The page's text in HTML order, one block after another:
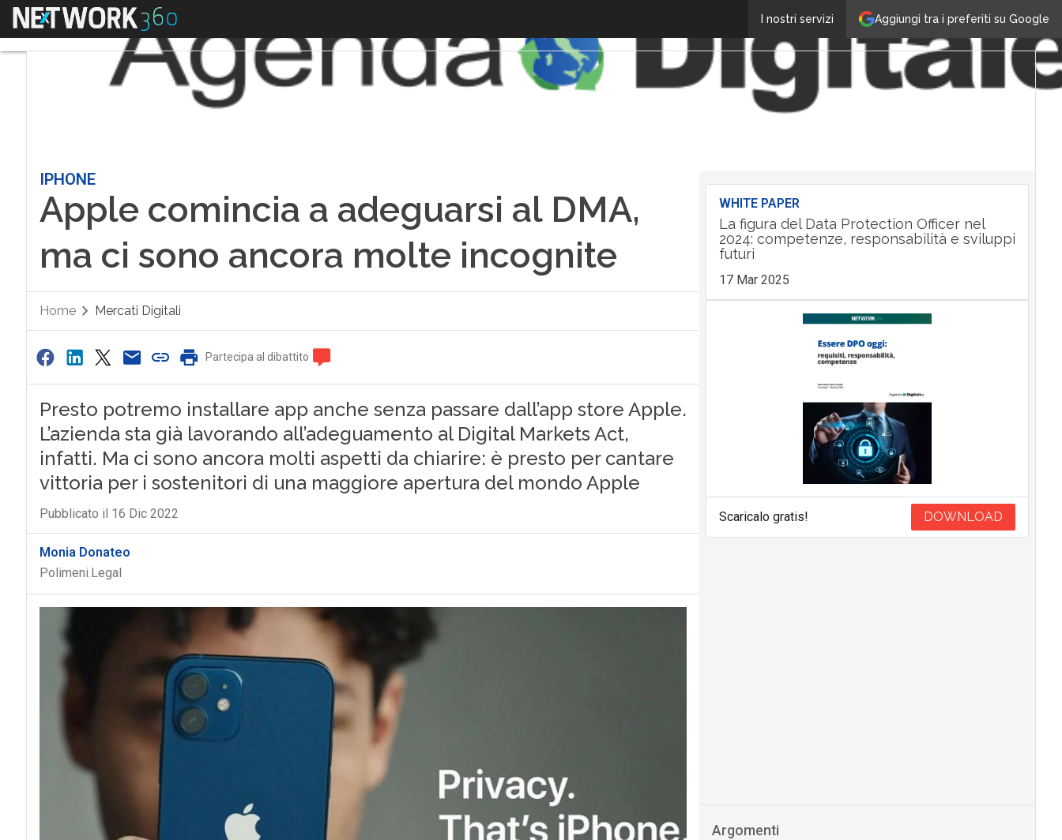
Aggiungi tra i preferiti su Google
I nostri servizi
Menu
IPHONE
Apple comincia a adeguarsi al DMA,
ma ci sono ancora molte incognite
Home Mercati Digitali
Partecipa al dibattito
Presto potremo installare app anche senza passare dall’app store Apple.
L’azienda sta già lavorando all’adeguamento al Digital Markets Act,
infatti. Ma ci sono ancora molti aspetti da chiarire: è presto per cantare
vittoria per i sostenitori di una maggiore apertura del mondo Apple
Pubblicato il 16 Dic 2022
Monia Donateo
Polimeni.Legal
WHITE PAPER
La figura del Data Protection Officer nel
2024: competenze, responsabilità e sviluppi
futuri
17 Mar 2025
Scaricalo gratis! DOWNLOAD
Argomenti